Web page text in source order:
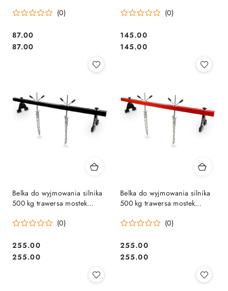
(0)
Cena:
87.00
Cena:
87.00
(0)
Cena:
145.00
Cena:
145.00
Belka do wyjmowania silnika
500 kg trawersa mostek
(0)
Cena:
255.00
Cena:
255.00
Belka do wyjmowania silnika
500 kg trawersa mostek
(0)
Cena:
255.00
Cena:
255.00